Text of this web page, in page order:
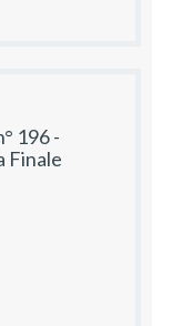
196 -
Finale